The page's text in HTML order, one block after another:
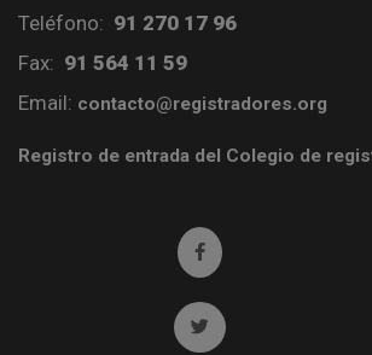
Teléfono: 91 270 17 96
Fax: 91 564 11 59
Email: contacto@registradores.org
Registro de entrada del Colegio de
Ir a facebook (abre
Ir a twitter (abre en